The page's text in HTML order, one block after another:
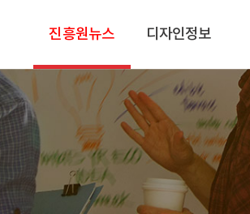
진흥원뉴스 디자인정보